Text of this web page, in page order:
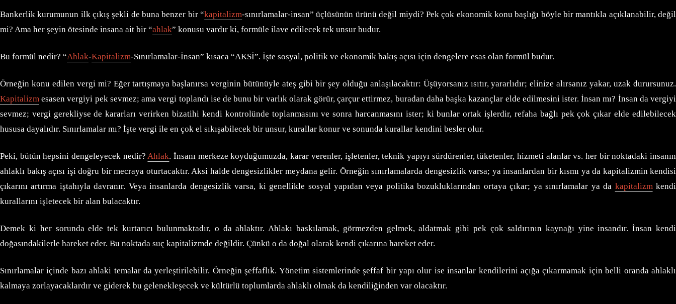
Bankerlik kurumunun ilk çıkış şekli de buna benzer bir “kapitalizm-sınırlamalar-insan” üçlüsünün ürünü değil miydi? Pek çok ekonomik konu başlığı böyle bir mantıkla açıklanabilir, değil
mi? Ama her şeyin ötesinde insana ait bir “ahlak” konusu vardır ki, formüle ilave edilecek tek unsur budur.
Bu formül nedir? “Ahlak-Kapitalizm-Sınırlamalar-İnsan” kısaca “AKSİ”. İşte sosyal, politik ve ekonomik bakış açısı için dengelere esas olan formül budur.
Örneğin konu edilen vergi mi? Eğer tartışmaya başlanırsa verginin bütünüyle ateş gibi bir şey olduğu anlaşılacaktır: Üşüyorsanız ısıtır, yararlıdır; elinize alırsanız yakar, uzak durursunuz.
Kapitalizm esasen vergiyi pek sevmez; ama vergi toplandı ise de bunu bir varlık olarak görür, çarçur ettirmez, buradan daha başka kazançlar elde edilmesini ister. İnsan mı? İnsan da vergiyi
sevmez; vergi gerekliyse de kararları verirken bizatihi kendi kontrolünde toplanmasını ve sonra harcanmasını ister; ki bunlar ortak işlerdir, refaha bağlı pek çok çıkar elde edilebilecek
hususa dayalıdır. Sınırlamalar mı? İşte vergi ile en çok el sıkışabilecek bir unsur, kurallar konur ve sonunda kurallar kendini besler olur.
Peki, bütün hepsini dengeleyecek nedir?Ahlak. İnsanı merkeze koyduğumuzda, karar verenler, işletenler, teknik yapıyı sürdürenler, tüketenler, hizmeti alanlar vs. her bir noktadaki insanın
ahlaklı bakış açısı işi doğru bir mecraya oturtacaktır. Aksi halde dengesizlikler meydana gelir. Örneğin sınırlamalarda dengesizlik varsa; ya insanlardan bir kısmı ya da kapitalizmin kendisi
çıkarını artırma iştahıyla davranır. Veya insanlarda dengesizlik varsa, ki genellikle sosyal yapıdan veya politika bozukluklarından ortaya çıkar; ya sınırlamalar ya da kapitalizmkendi
kurallarını işletecek bir alan bulacaktır.
Demek ki her sorunda elde tek kurtarıcı bulunmaktadır, o da ahlaktır. Ahlakı baskılamak, görmezden gelmek, aldatmak gibi pek çok saldırının kaynağı yine insandır. İnsan kendi
doğasındakilerle hareket eder. Bu noktada suç kapitalizmde değildir. Çünkü o da doğal olarak kendi çıkarına hareket eder.
Sınırlamalar içinde bazı ahlaki temalar da yerleştirilebilir. Örneğin şeffaflık. Yönetim sistemlerinde şeffaf bir yapı olur ise insanlar kendilerini açığa çıkarmamak için belli oranda ahlaklı
kalmaya zorlayacaklardır ve giderek bu gelenekleşecek ve kültürlü toplumlarda ahlaklı olmak da kendiliğinden var olacaktır.